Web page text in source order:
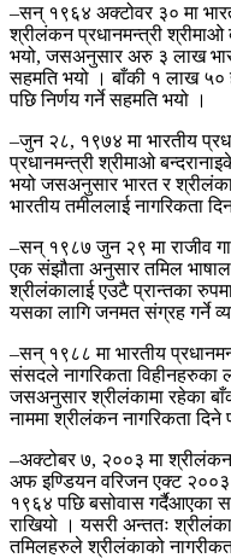
–सन् १९६४ अक्टोवर ३० मा
श्रीलंकन प्रधानमन्त्री श्रीमाओ
भयो, जसअनुसार अरु ३ लाख
सहमति भयो । बाँकी १ लाख ५०
पछि निर्णय गर्ने सहमति भयो ।
–जुन २८, १९७४ मा भारतीय
प्रधानमन्त्री श्रीमाओ
भयो जसअनुसार भारत र
भारतीय तमीललाई नागरिकता
–सन् १९८७ जुन २९ मा राजीव
एक संझौता अनुसार तमिल
श्रीलंकालाई एउटै प्रान्तका
यसका लागि जनमत संग्रह गर्ने
–सन् १९८८ मा भारतीय
संसदले नागरिकता विहीनहरुका
जसअनुसार श्रीलंकामा रहेका
नाममा श्रीलंकन नागरिकता दिने
–अक्टोबर ७, २००३ मा
अफ इण्डियन वरिजन एक्ट २००३
१९६४ पछि बसोवास गर्दैआएका
राखियो । यसरी अन्ततः
तमिलहरुले श्रीलंकाको